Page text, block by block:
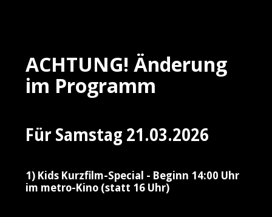
ACHTUNG! Änderung
im Programm
Für Samstag 21.03.2026
1) Kids Kurzfilm-Special - Beginn 14:00 Uhr
im metro-Kino (statt 16 Uhr)